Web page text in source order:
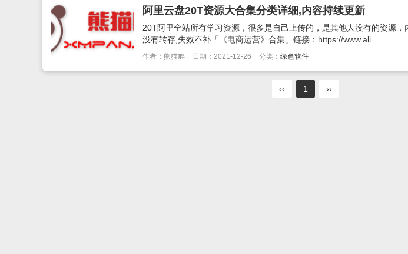
阿里云盘20T资源大合集分类详细,内容持续更新
20T阿里全站所有学习资源，很多是自己上传的，是其他人没有的资源，
没有转存,失效不补「《电商运营》合集」链接：https://www.ali...
作者：熊猫畔 日期：2021-12-26 分类： 绿色软件
‹‹ 1 ››